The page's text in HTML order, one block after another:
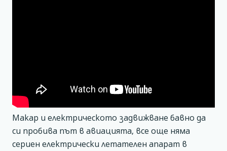
Макар и електрическото задвижване бавно да
си пробива път в авиацията, все още няма
сериен електрически летателен апарат в